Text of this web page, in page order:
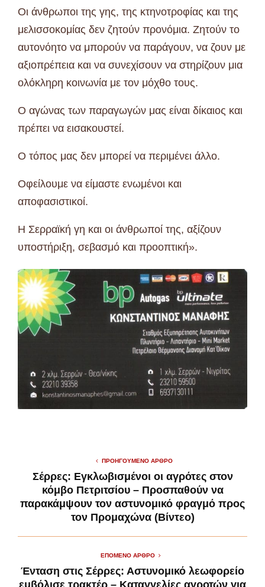
Οι άνθρωποι της γης, της κτηνοτροφίας και της
μελισσοκομίας δεν ζητούν προνόμια. Ζητούν το
αυτονόητο να μπορούν να παράγουν, να ζουν με
αξιοπρέπεια και να συνεχίσουν να στηρίζουν μια
ολόκληρη κοινωνία με τον μόχθο τους.
Ο αγώνας των παραγωγών μας είναι δίκαιος και
πρέπει να εισακουστεί.
Ο τόπος μας δεν μπορεί να περιμένει άλλο.
Οφείλουμε να είμαστε ενωμένοι και
αποφασιστικοί.
Η Σερραϊκή γη και οι άνθρωποί της, αξίζουν
υποστήριξη, σεβασμό και προοπτική».
ΠΡΟΗΓΟΎΜΕΝΟ ΆΡΘΡΟ
Σέρρες: Εγκλωβισμένοι οι αγρότες στον
κόμβο Πετριτσίου – Προσπαθούν να
παρακάμψουν τον αστυνομικό φραγμό προς
τον Προμαχώνα (Βίντεο)
ΕΠΌΜΕΝΟ ΆΡΘΡΟ
Ένταση στις Σέρρες: Αστυνομικό λεωφορείο